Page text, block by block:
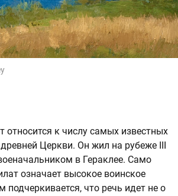
относится к числу самых известных
Церкви. Он жил на рубеже III
в Гераклее. Само
означает высокое воинское
подчеркивается, что речь идет не о